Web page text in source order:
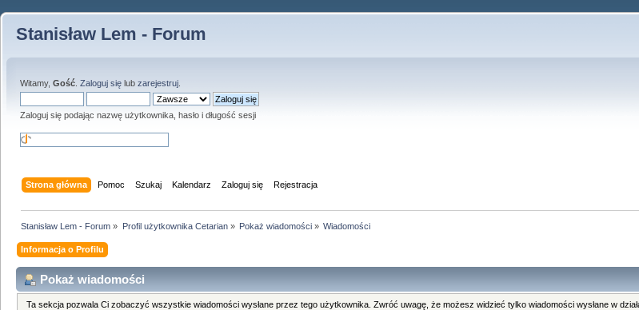
Stanisław Lem - Forum
Witamy, Gość Zaloguj się lub zarejestruj
Zaloguj się podając nazwę użytkownika, hasło i długość sesji
Strona główna Pomoc Szukaj Kalendarz Zaloguj się Rejestracja
Stanisław Lem - Forum » Profil użytkownika Cetarian» Pokaż wiadomości» Wiadomości
Informacja o Profilu
Pokaż wiadomości
Ta sekcja pozwala Ci zobaczyć wszystkie wiadomości wysłane przez tego użytkownika. Zwróć uwagę, że możesz widzieć tylko wiadomości wysłane w